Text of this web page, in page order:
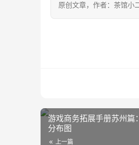
原创文章，作者：茶馆
游戏商务拓展手册苏州篇
分布图
上一篇